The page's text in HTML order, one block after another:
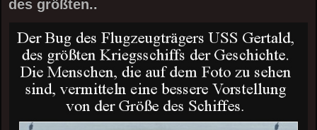
des größten..